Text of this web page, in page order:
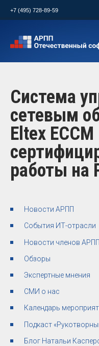
+7 (495) 728-89-59
Система
сетевым
Eltex ECCM
работы на
Новости АРПП
События ИТ-отрасли
Новости членов АРПП
Обзоры
Экспертные мнения
СМИ о нас
Календарь
Подкаст
Блог Натальи